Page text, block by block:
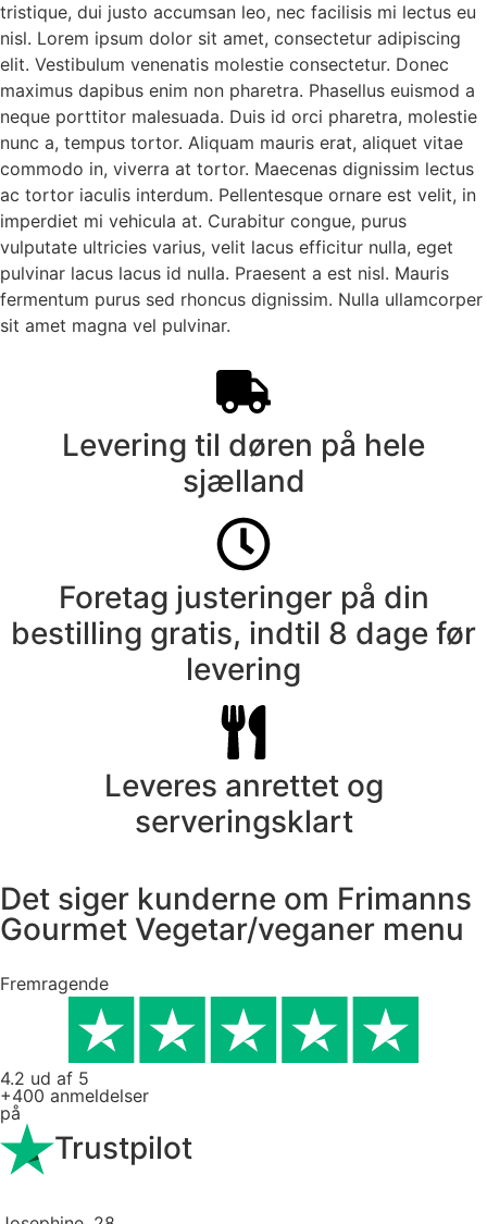
tristique, dui justo accumsan leo, nec facilisis mi lectus eu
nisl. Lorem ipsum dolor sit amet, consectetur adipiscing
elit. Vestibulum venenatis molestie consectetur. Donec
maximus dapibus enim non pharetra. Phasellus euismod a
neque porttitor malesuada. Duis id orci pharetra, molestie
nunc a, tempus tortor. Aliquam mauris erat, aliquet vitae
commodo in, viverra at tortor. Maecenas dignissim lectus
ac tortor iaculis interdum. Pellentesque ornare est velit, in
imperdiet mi vehicula at. Curabitur congue, purus
vulputate ultricies varius, velit lacus efficitur nulla, eget
pulvinar lacus lacus id nulla. Praesent a est nisl. Mauris
fermentum purus sed rhoncus dignissim. Nulla ullamcorper
sit amet magna vel pulvinar.
Levering til døren på hele
sjælland
Foretag justeringer på din
bestilling gratis, indtil 8 dage før
levering
Leveres anrettet og
serveringsklart
Det siger kunderne om Frimanns
Gourmet Vegetar/veganer menu
Fremragende
4.2 ud af 5
+400 anmeldelser
på
Trustpilot